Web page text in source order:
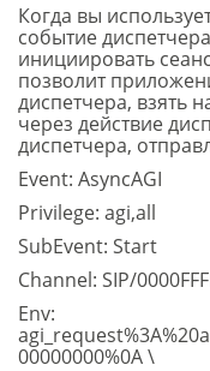
Когда вы
событие
инициировать
позволит
диспетчера, взять
через действие
диспетчера,
Event: AsyncAGI
Privilege: agi,all
SubEvent: Start
Channel: SIP/
Env:
00000000%0A \